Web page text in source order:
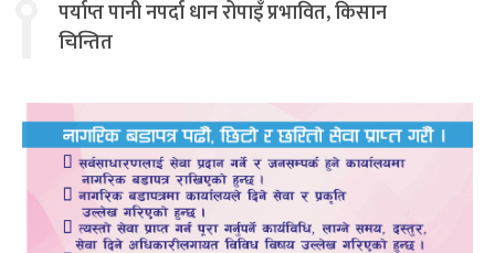
पर्याप्त पानी नपर्दा धान रोपाइँ प्रभावित, किसान
चिन्तित